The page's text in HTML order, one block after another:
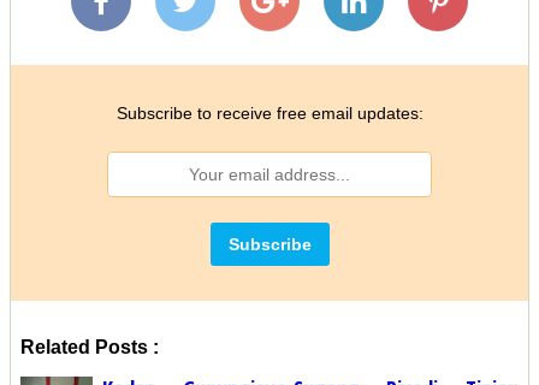
Subscribe to receive free email updates:
Related Posts :